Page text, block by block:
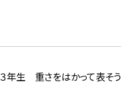
３年生 重さをはかって表そう